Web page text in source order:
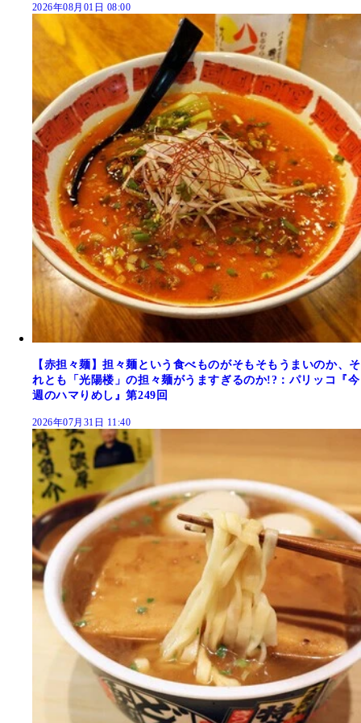
2026年08月01日 08:00
【赤担々麺】担々麺という食べものがそもそもうまいのか、そ
れとも「光陽楼」の担々麺がうますぎるのか!?：パリッコ『今
週のハマりめし』第249回
2026年07月31日 11:40